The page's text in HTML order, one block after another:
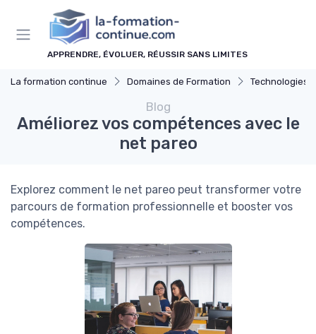
APPRENDRE, ÉVOLUER, RÉUSSIR SANS LIMITES
La formation continue Domaines de Formation Technologies et
Blog
Améliorez vos compétences avec le
net pareo
Explorez comment le net pareo peut transformer votre
parcours de formation professionnelle et booster vos
compétences.
Panneau de gestion des cookies